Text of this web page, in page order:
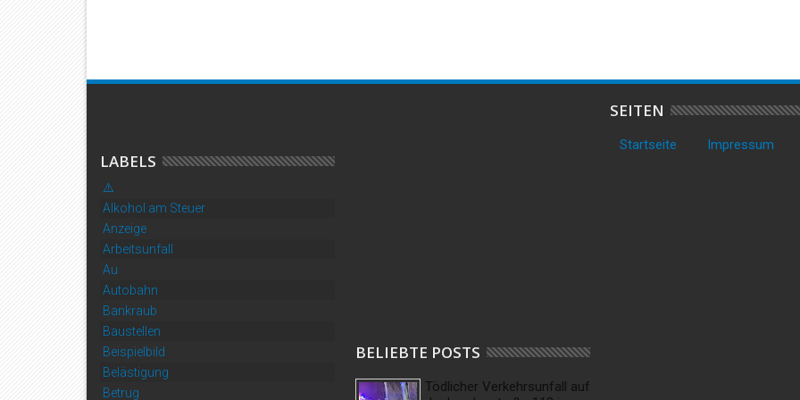
LABELS
⚠️
Alkohol am Steuer
Anzeige
Arbeitsunfall
Au
Autobahn
Bankraub
Baustellen
Beispielbild
Belästigung
Betrug
BELIEBTE POSTS
Tödlicher Verkehrsunfall auf
SEITEN
Startseite Impressum